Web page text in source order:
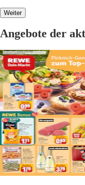
Weiter
Angebote der